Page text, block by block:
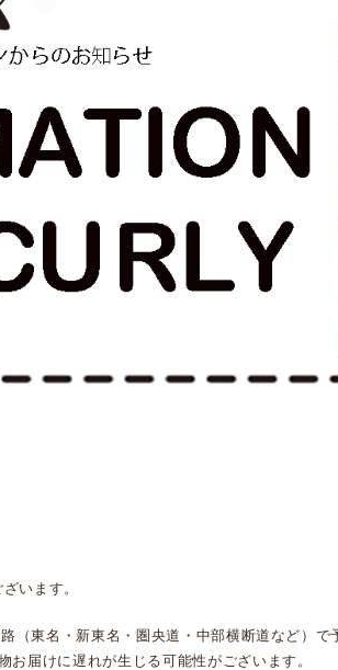
います。
（東名・新東名・圏央道・中部横断道など）で
届けに遅れが生じる可能性がございます。